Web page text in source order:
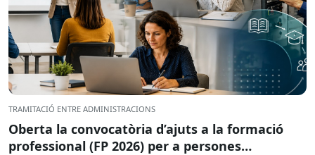
TRAMITACIÓ ENTRE ADMINISTRACIONS
Oberta la convocatòria d’ajuts a la formació
professional (FP 2026) per a persones